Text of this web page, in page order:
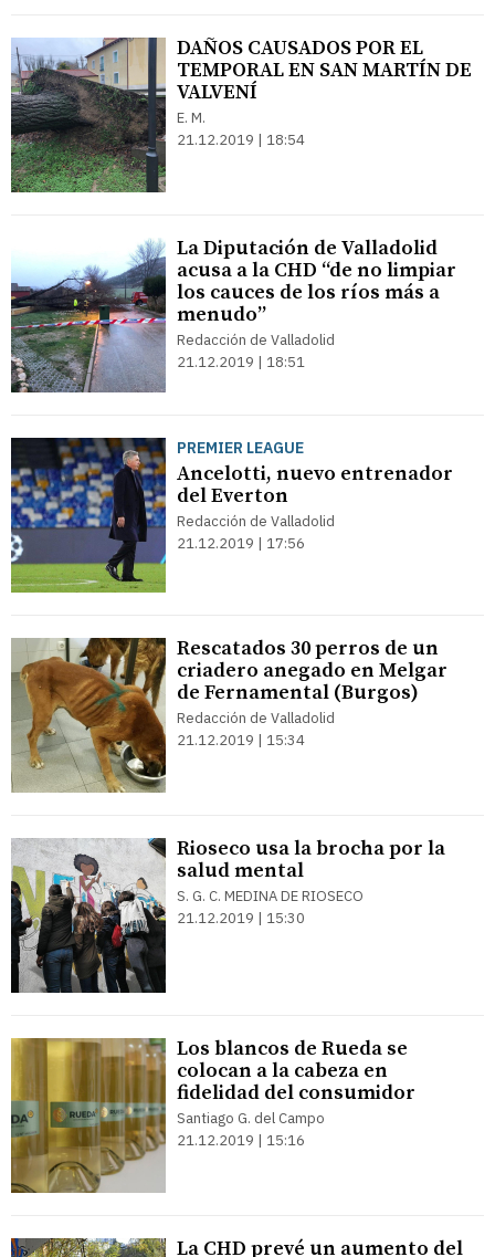
DAÑOS CAUSADOS POR EL
TEMPORAL EN SAN MARTÍN DE
VALVENÍ
E. M.
21.12.2019 | 18:54
La Diputación de Valladolid
acusa a la CHD “de no limpiar
los cauces de los ríos más a
menudo”
Redacción de Valladolid
21.12.2019 | 18:51
PREMIER LEAGUE
Ancelotti, nuevo entrenador
del Everton
Redacción de Valladolid
21.12.2019 | 17:56
Rescatados 30 perros de un
criadero anegado en Melgar
de Fernamental (Burgos)
Redacción de Valladolid
21.12.2019 | 15:34
Rioseco usa la brocha por la
salud mental
S. G. C. MEDINA DE RIOSECO
21.12.2019 | 15:30
Los blancos de Rueda se
colocan a la cabeza en
fidelidad del consumidor
Santiago G. del Campo
21.12.2019 | 15:16
La CHD prevé un aumento del